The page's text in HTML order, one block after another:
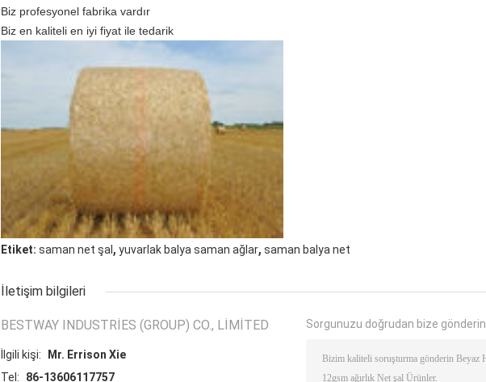
Biz profesyonel fabrika vardır
Biz en kaliteli en iyi fiyat ile tedarik
Etiket: saman net şal , yuvarlak balya saman ağlar, saman balya net
İletişim bilgileri
BESTWAY INDUSTRIES (GROUP) CO., LIMITED
İlgili kişi:
Mr. Errison Xie
Tel:
86-13606117757
Sorgunuzu doğrudan bize gönderin